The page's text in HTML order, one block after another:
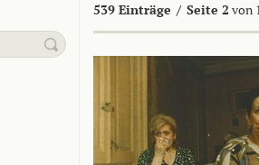
539 Einträge / Seite 2 von